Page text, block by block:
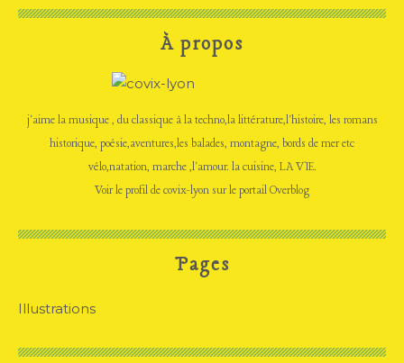
Pages
Illustrations
À propos
j'aime la musique , du classique à la techno,la littérature,l'histoire, les romans
historique, poésie,aventures,les balades, montagne, bords de mer etc
vélo,natation, marche ,l'amour. la cuisine, LA VIE.
Voir le profil decovix-lyon sur le portail Overblog